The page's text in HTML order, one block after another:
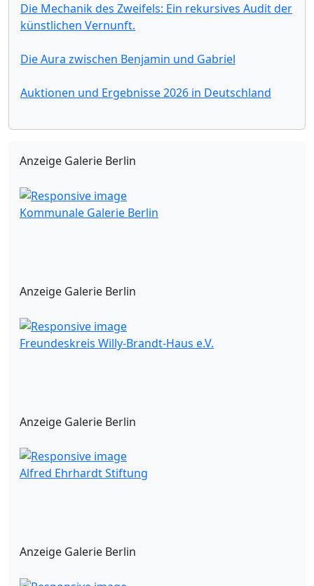
Die Mechanik des Zweifels: Ein rekursives Audit der
künstlichen Vernunft.
Die Aura zwischen Benjamin und Gabriel
Auktionen und Ergebnisse 2026 in Deutschland
Anzeige Galerie Berlin
Kommunale Galerie Berlin
Anzeige Galerie Berlin
Freundeskreis Willy-Brandt-Haus e.V.
Anzeige Galerie Berlin
Alfred Ehrhardt Stiftung
Anzeige Galerie Berlin